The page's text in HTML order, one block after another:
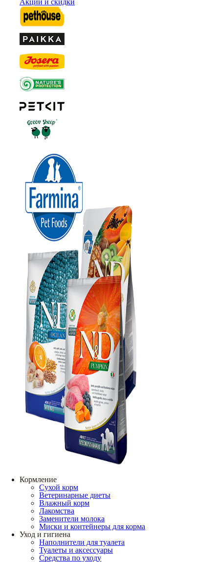
Акции и скидки
Кормление
Сухой корм
Ветеринарные диеты
Влажный корм
Лакомства
Заменители молока
Миски и контейнеры для корма
Уход и гигиена
Наполнители для туалета
Туалеты и аксессуары
Средства по уходу